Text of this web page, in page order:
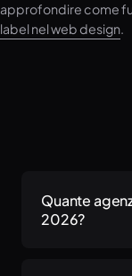
approfondire come
label nel web design.
Quante
2026?
Le stime